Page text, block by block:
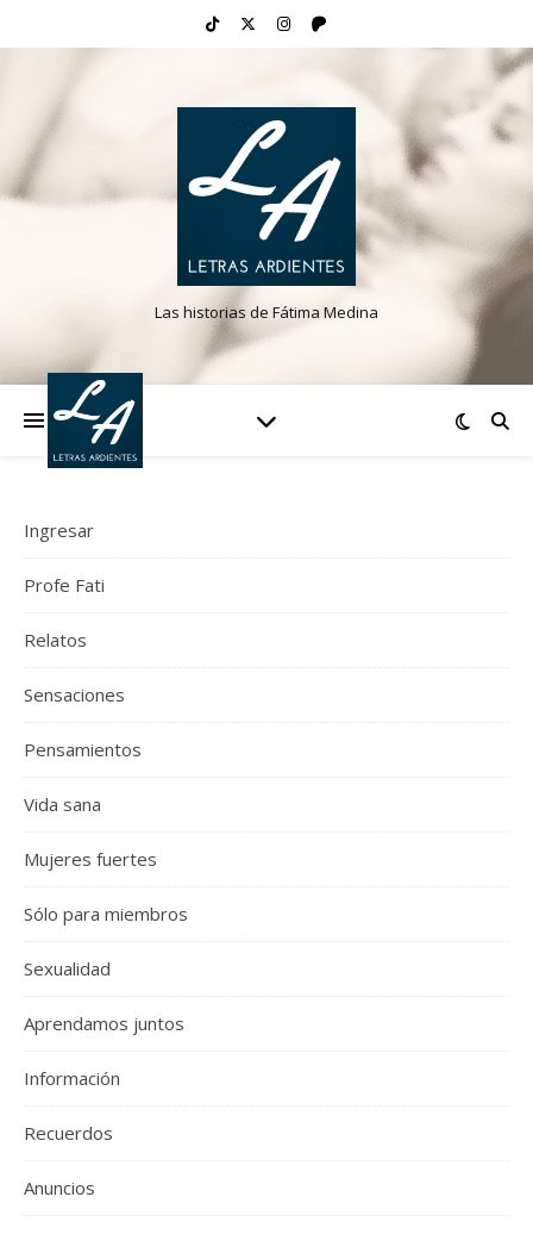
Las historias de Fátima Medina
Ingresar
Profe Fati
Relatos
Sensaciones
Pensamientos
Vida sana
Mujeres fuertes
Sólo para miembros
Sexualidad
Aprendamos juntos
Información
Recuerdos
Anuncios